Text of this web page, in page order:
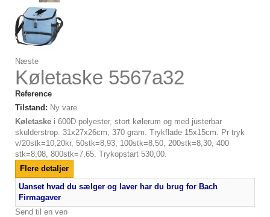
Næste
Køletaske 5567a32
Reference
Tilstand: Ny vare
Køletaske i 600D polyester, stort kølerum og med justerbar
skulderstrop. 31x27x26cm, 370 gram. Trykflade 15x15cm. Pr tryk
v/20stk=10,20kr, 50stk=8,93, 100stk=8,50, 200stk=8,30, 400
stk=8,08, 800stk=7,65. Trykopstart 530,00.
Flere detaljer
Uanset hvad du sælger og laver har du brug for Bach
Firmagaver
Send til en ven